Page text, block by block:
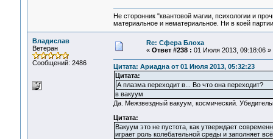
Не сторонник "квантовой магии, психологии и
материальное и нематериальное. Ни в коей
Владислав
Ветеран
Сообщений: 2486
Re: Сфера Блоха
« Ответ #238 : 01 Июля 2013, 09:18:06 »
Цитата: Ариадна от 01 Июля 2013, 05:32:23
Цитата:
А плазма переходит в... Во что она переходит?
в вакуум
Да. Межзвездный вакуум, космический.
Цитата:
Вакуум это не пустота, как утверждает
играет роль колебательной среды и заполняет